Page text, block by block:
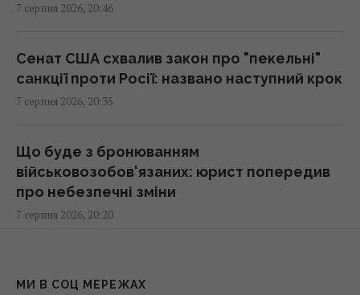
першого офіційного візиту
19:52 п'ятниця, 07 серпня 2026
Вашингтон захлинувся, - The Atlantic
19:23 п'ятниця, 07 серпня 2026
5 найкращих бездротових навушників для
7 серпня 2026, 20:46
Сенат США схвалив закон про "пекельні"
санкції проти Росії: названо наступний крок
7 серпня 2026, 20:35
Що буде з бронюванням
військовозобов'язаних: юрист попередив
про небезпечні зміни
7 серпня 2026, 20:20
колір: городник назвав одну головну
МИ В СОЦ МЕРЕЖАХ